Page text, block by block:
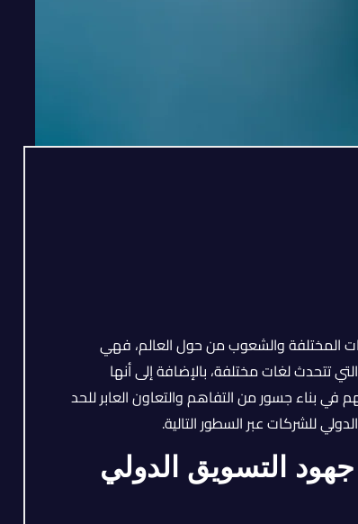
المختلفة والشعوب من حول العالم، فهي
تتحدث لغات مختلفة، بالإضافة إلى أنها
في بناء جسور من التفاهم والتعاون العابر للحد
للشركات عبر السطور التالية.
التسويق الدولي